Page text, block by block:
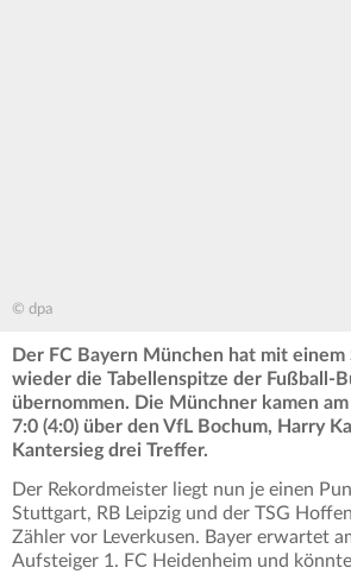
© dpa
Der FC Bayern München hat mit
wieder die Tabellenspitze der Fußball-
übernommen. Die Münchner kamen am
7:0 (4:0) über den VfL Bochum, Harry
Kantersieg drei Treffer.
Der Rekordmeister liegt nun je einen
Stuttgart, RB Leipzig und der TSG
Zähler vor Leverkusen. Bayer erwartet
Aufsteiger 1. FC Heidenheim und